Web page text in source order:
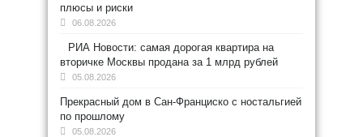
плюсы и риски
06.08.2026
РИА Новости: самая дорогая квартира на
вторичке Москвы продана за 1 млрд рублей
05.08.2026
Прекрасный дом в Сан-Франциско с ностальгией
по прошлому
05.08.2026